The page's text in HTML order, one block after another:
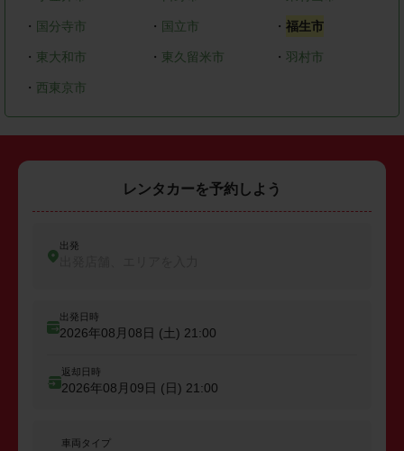
・ 国分寺市 ・ 国立市 ・福生市
・ 東大和市 ・ 東久留米市 ・羽村市
・ 西東京市
レンタカーを予約しよう
出発
出発日時
2026年08月08日 (土) 21:00
返却日時
2026年08月09日 (日) 21:00
車両タイプ